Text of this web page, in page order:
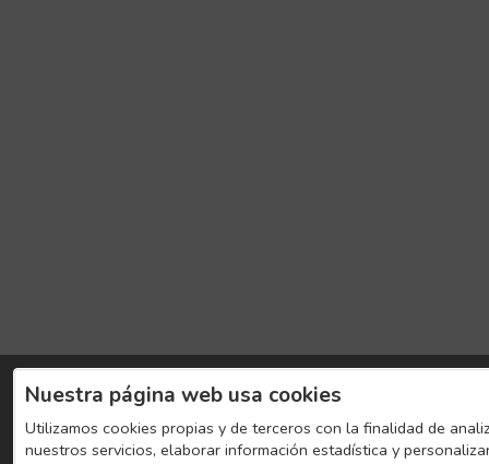
Nuestra página web usa cookies
Utilizamos cookies propias y de terceros con la finalidad de
nuestros servicios, elaborar información estadística y